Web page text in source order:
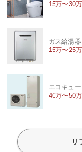
15万〜30
ガス給湯器
15万〜25
エコキュー
40万〜50
リ